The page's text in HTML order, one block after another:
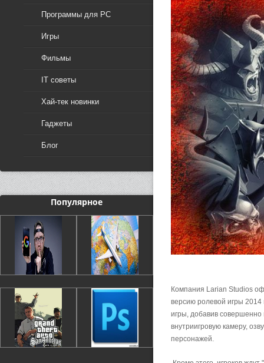
Программы для PC
Игры
Фильмы
IT советы
Хай-тек новинки
Гаджеты
Блог
Популярное
Компания Larian Studios
версию ролевой игры
игры, добавив
внутриигровую камеру,
персонажей.